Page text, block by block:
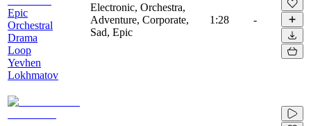
Epic
Orchestral
Drama
Loop
Yevhen
Lokhmatov
Electronic, Orchestra,
Adventure, Corporate,
Sad, Epic
1:28 -